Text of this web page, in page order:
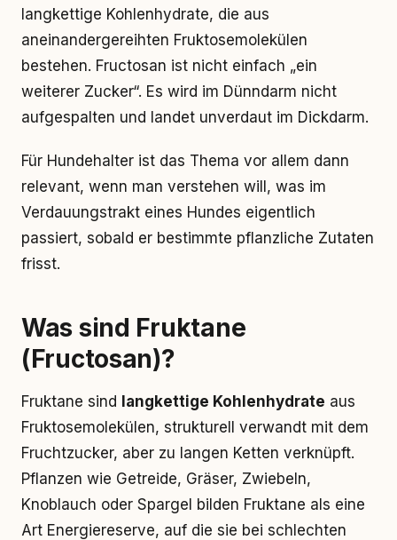
langkettige Kohlenhydrate, die aus
aneinandergereihten Fruktosemolekülen
bestehen. Fructosan ist nicht einfach „ein
weiterer Zucker“. Es wird im Dünndarm nicht
aufgespalten und landet unverdaut im Dickdarm.
Für Hundehalter ist das Thema vor allem dann
relevant, wenn man verstehen will, was im
Verdauungstrakt eines Hundes eigentlich
passiert, sobald er bestimmte pflanzliche Zutaten
frisst.
Was sind Fruktane
(Fructosan)?
Fruktane sind langkettige Kohlenhydrate aus
Fruktosemolekülen, strukturell verwandt mit dem
Fruchtzucker, aber zu langen Ketten verknüpft.
Pflanzen wie Getreide, Gräser, Zwiebeln,
Knoblauch oder Spargel bilden Fruktane als eine
Art Energiereserve, auf die sie bei schlechten